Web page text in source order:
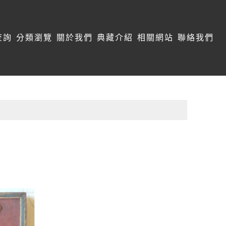
詢 分類瀏覽 關於我們 典藏介紹 相關網站 聯絡我們